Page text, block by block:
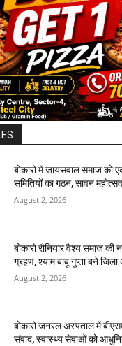
बोकारो में जायसवाल समाज
समितियों का गठन, सावन
August 2, 2026
बोकारो रौनियार वैश्य समाज
ग्रहण, श्याम बाबू गुप्ता बने जिला
August 2, 2026
बोकारो जनरल अस्पताल में
संवाद, स्वास्थ्य सेवाओं को